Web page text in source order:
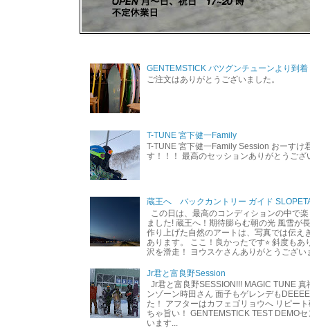
GENTEMSTICK バツグンチューンより到着
ご注文はありがとうございました。
T-TUNE 宮下健一Family
T-TUNE 宮下健一Family Session おーすけ
す！！！ 最高のセッションありがとうご
蔵王へ バックカントリー ガイド
この日は、最高のコンディションの中で
ました! 蔵王へ！期待膨らむ朝の光 風雪が
作り上げた自然のアートは、写真では伝え
あります。 ここ！良かったです⭐︎ 斜度もあ
沢を滑走！ ヨウスケさんありがとうござい
Jr君と富良野Session
Jr君と富良野SESSION!!! MAGIC TUNE 真
ンゾーン時田さん 面子もゲレンデも
た！ アフターはカフェゴリョウへ リピー
ちゃ旨い！ GENTEMSTICK TEST DEMO
います...